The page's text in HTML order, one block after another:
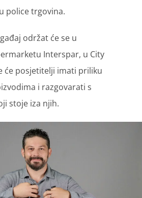
police trgovina.
održat će se u
Interspar, u City
će posjetitelji imati priliku
i razgovarati s
stoje iza njih.